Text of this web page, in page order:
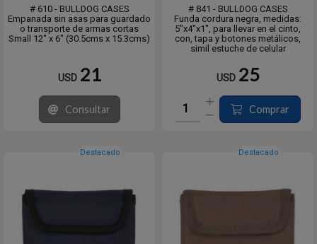
# 610 - BULLDOG CASES
Empanada sin asas para guardado
o transporte de armas cortas
Small 12″ x 6″ (30.5cms x 15.3cms)
USD 21
Consultar
# 841 - BULLDOG CASES
Funda cordura negra, medidas:
5"x4"x1", para llevar en el cinto,
con, tapa y botones metálicos,
simil estuche de celular
USD 25
Comprar
Destacado Destacado